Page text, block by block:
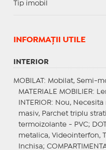
Tip imobil
INFORMAŢII UTILE
INTERIOR
MOBILAT : Mobilat, Semi-
MATERIALE MOBILIER:
INTERIOR: Nou, Necesita
masiv, Parchet triplu
termoizolante - PVC;
metalica, Videointerfon,
Inchisa;